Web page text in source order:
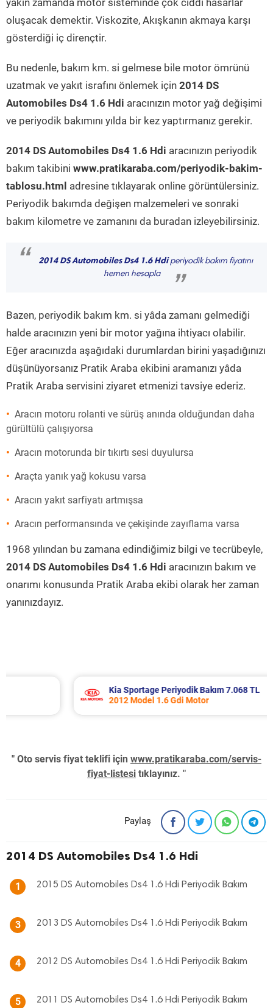
yakın zamanda motor sisteminde çok ciddi hasarlar
oluşacak demektir. Viskozite, Akışkanın akmaya karşı
gösterdiği iç dirençtir.
Bu nedenle, bakım km. si gelmese bile motor ömrünü
uzatmak ve yakıt israfını önlemek için 2014 DS
Automobiles Ds4 1.6 Hdi aracınızın motor yağ değişimi
ve periyodik bakımını yılda bir kez yaptırmanız gerekir.
2014 DS Automobiles Ds4 1.6 Hdi aracınızın periyodik
bakım takibini www.pratikaraba.com/periyodik-bakim-
tablosu.html adresine tıklayarak online görüntülersiniz.
Periyodik bakımda değişen malzemeleri ve sonraki
bakım kilometre ve zamanını da buradan izleyebilirsiniz.
“ 2014 DS Automobiles Ds4 1.6 Hdiperiyodik bakım fiyatını
hemen hesapla
”
Bazen, periyodik bakım km. si yâda zamanı gelmediği
halde aracınızın yeni bir motor yağına ihtiyacı olabilir.
Eğer aracınızda aşağıdaki durumlardan birini yaşadığınızı
düşünüyorsanız Pratik Araba ekibini aramanızı yâda
Pratik Araba servisini ziyaret etmenizi tavsiye ederiz.
Aracın motoru rolanti ve sürüş anında olduğundan daha
gürültülü çalışıyorsa
Aracın motorunda bir tıkırtı sesi duyulursa
Araçta yanık yağ kokusu varsa
Aracın yakıt sarfiyatı artmışsa
Aracın performansında ve çekişinde zayıflama varsa
1968 yılından bu zamana edindiğimiz bilgi ve tecrübeyle,
2014 DS Automobiles Ds4 1.6 Hdi aracınızın bakım ve
onarımı konusunda Pratik Araba ekibi olarak her zaman
yanınızdayız.
Kia Sportage Periyodik Bakım 7.068 TL
2012 Model 1.6 Gdi Motor
" Oto servis fiyat teklifi için www.pratikaraba.com/servis-
fiyat-listesi tıklayınız. "
Paylaş
2014 DS Automobiles Ds4 1.6 Hdi
1 2015 DS Automobiles Ds4 1.6 Hdi Periyodik Bakım
3 2013 DS Automobiles Ds4 1.6 Hdi Periyodik Bakım
4 2012 DS Automobiles Ds4 1.6 Hdi Periyodik Bakım
5 2011 DS Automobiles Ds4 1.6 Hdi Periyodik Bakım